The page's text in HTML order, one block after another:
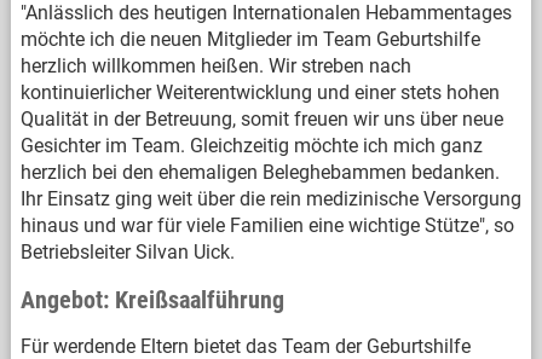
"Anlässlich des heutigen Internationalen Hebammentages
möchte ich die neuen Mitglieder im Team Geburtshilfe
herzlich willkommen heißen. Wir streben nach
kontinuierlicher Weiterentwicklung und einer stets hohen
Qualität in der Betreuung, somit freuen wir uns über neue
Gesichter im Team. Gleichzeitig möchte ich mich ganz
herzlich bei den ehemaligen Beleghebammen bedanken.
Ihr Einsatz ging weit über die rein medizinische Versorgung
hinaus und war für viele Familien eine wichtige Stütze", so
Betriebsleiter Silvan Uick.
Angebot: Kreißsaalführung
Für werdende Eltern bietet das Team der Geburtshilfe